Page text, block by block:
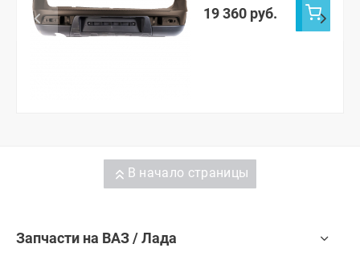
19 360 руб.
В начало страницы
Запчасти на ВАЗ / Лада